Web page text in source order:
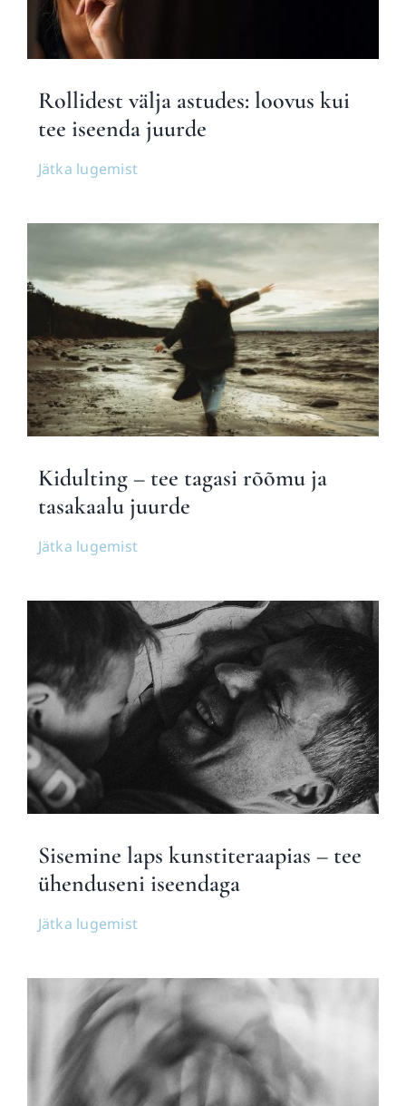
Rollidest välja astudes: loovus kui
tee iseenda juurde
Jätka lugemist
Kidulting – tee tagasi rõõmu ja
tasakaalu juurde
Jätka lugemist
Sisemine laps kunstiteraapias – tee
ühenduseni iseendaga
Jätka lugemist